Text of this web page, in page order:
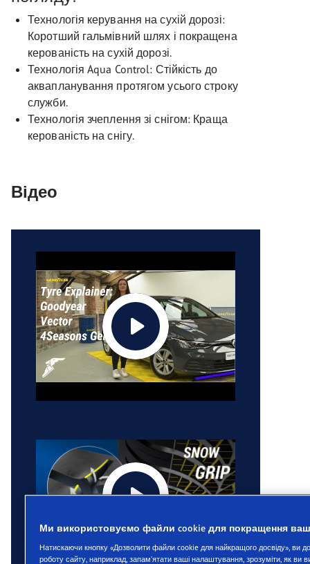
Технологія керування на сухій дорозі:
Коротший гальмівний шлях і покращена
керованість на сухій дорозі.
Технологія Aqua Control: Стійкість до
аквапланування протягом усього строку
служби.
Технологія зчеплення зі снігом: Краща
керованість на снігу.
Відео
Ми використовуємо файли cookie для покращення
Натискаючи кнопку «Дозволити файли cookie для найкращого досвіду», ви
роботу сайту, наприклад, запам’ятати ваші налаштування, зрозуміти, як ви